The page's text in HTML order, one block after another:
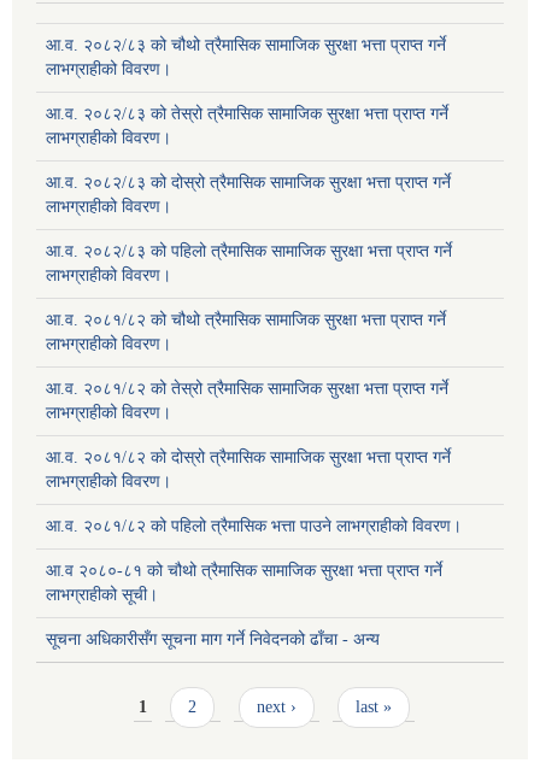
आ.व. २०८२/८३ को चौथो त्रैमासिक सामाजिक सुरक्षा भत्ता प्राप्त गर्ने
लाभग्राहीको विवरण।
आ.व. २०८२/८३ को तेस्रो त्रैमासिक सामाजिक सुरक्षा भत्ता प्राप्त गर्ने
लाभग्राहीको विवरण।
आ.व. २०८२/८३ को दोस्रो त्रैमासिक सामाजिक सुरक्षा भत्ता प्राप्त गर्ने
लाभग्राहीको विवरण।
आ.व. २०८२/८३ को पहिलो त्रैमासिक सामाजिक सुरक्षा भत्ता प्राप्त गर्ने
लाभग्राहीको विवरण।
आ.व. २०८१/८२ को चौथो त्रैमासिक सामाजिक सुरक्षा भत्ता प्राप्त गर्ने
लाभग्राहीको विवरण।
आ.व. २०८१/८२ को तेस्रो त्रैमासिक सामाजिक सुरक्षा भत्ता प्राप्त गर्ने
लाभग्राहीको विवरण।
आ.व. २०८१/८२ को दोस्रो त्रैमासिक सामाजिक सुरक्षा भत्ता प्राप्त गर्ने
लाभग्राहीको विवरण।
आ.व. २०८१/८२ को पहिलो त्रैमासिक भत्ता पाउने लाभग्राहीको विवरण।
आ.व २०८०-८१ को चौथो त्रैमासिक सामाजिक सुरक्षा भत्ता प्राप्त गर्ने
लाभग्राहीको सूची।
सूचना अधिकारीसँग सूचना माग गर्ने निवेदनको ढाँचा - अन्य
1 2 next › last »